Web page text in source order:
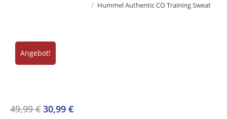
Hummel Authentic CO Training Sweat
Angebot!
49,99€ Ursprünglicher
30,99 €Aktueller